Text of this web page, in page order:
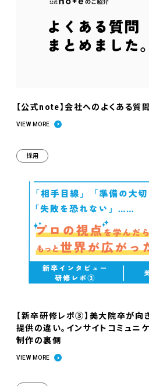
【公式note】会社へのよくある質
VIEW MORE
採用
【新卒研修レポ③】美大院卒が向
提供の違い。インサイトコミュニ
制作の裏側
VIEW MORE